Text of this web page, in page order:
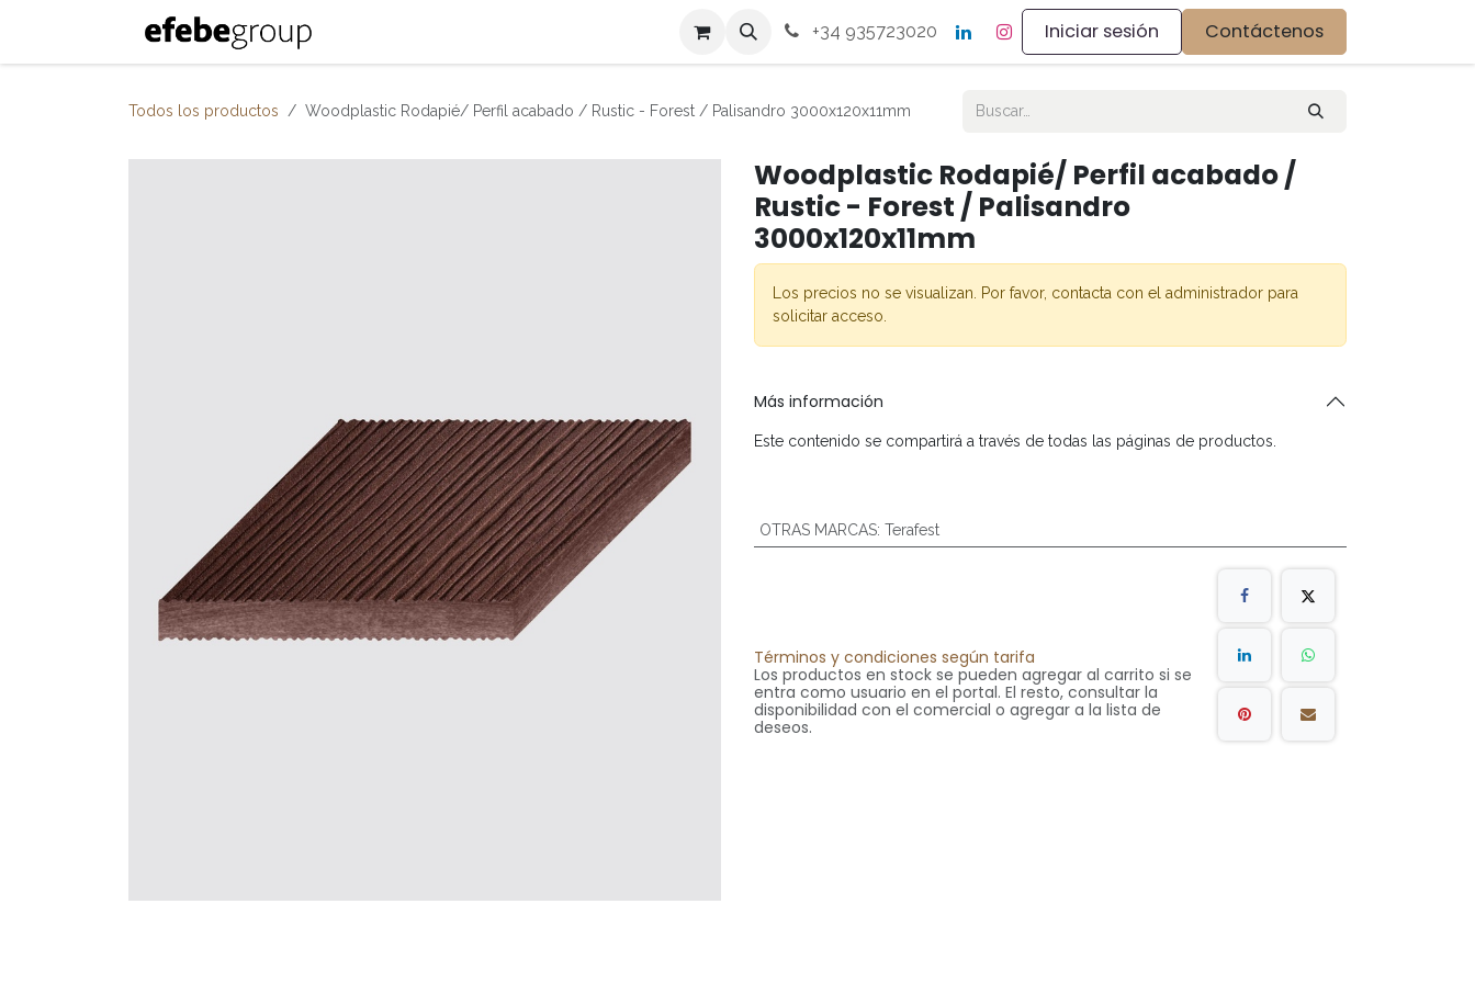
Contacto +34 935723020 Iniciar sesión Contáctenos
Todos los productos Woodplastic Rodapié/ Perfil acabado / Rustic - Forest / Palisandro 3000x120x11mm
Woodplastic Rodapié/ Perfil acabado /
Rustic - Forest / Palisandro
3000x120x11mm
Los precios no se visualizan. Por favor, contacta con el administrador para
solicitar acceso.
Más información
Este contenido se compartirá a través de todas las páginas de productos.
OTRAS MARCAS: Terafest
Términos y condiciones según tarifa
Los productos en stock se pueden agregar al carrito si se
entra como usuario en el portal. El resto, consultar la
disponibilidad con el comercial o agregar a la lista de
deseos.